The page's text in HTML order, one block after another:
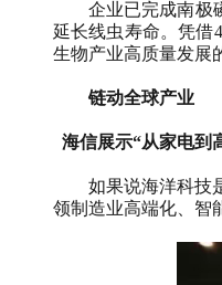
企业已完成南极磷
延长线虫寿命。凭借
生物产业高质量发展
链动全球产业
海信展示“从家电到
如果说海洋科技是
领制造业高端化、智